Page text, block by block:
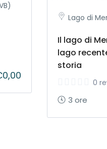
Lago di
Il lago di
lago
storia
0
3 ore